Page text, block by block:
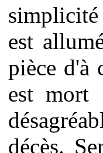
est
pièce d'à
est mort
décès.